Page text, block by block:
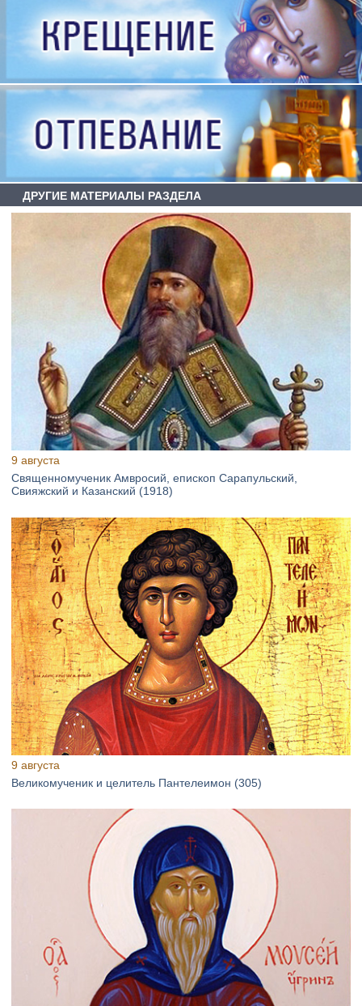
ДРУГИЕ МАТЕРИАЛЫ РАЗДЕЛА
9 августа
Священномученик Амвросий, епископ Сарапульский,
Свияжский и Казанский (1918)
9 августа
Великомученик и целитель Пантелеимон (305)